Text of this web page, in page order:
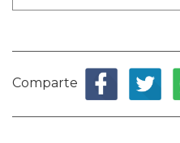
Comparte